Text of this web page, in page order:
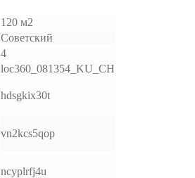
120 м2
Советский
4
loc360_081354_KU_CH
hdsgkix30t
vn2kcs5qop
ncyplrfj4u